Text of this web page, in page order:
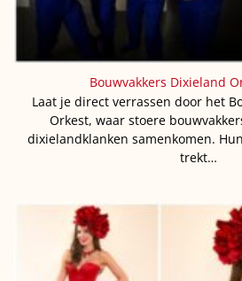
Bouwvakkers Dixieland
Laat je direct verrassen door het
Orkest, waar stoere
dixielandklanken samenkomen.
trekt…